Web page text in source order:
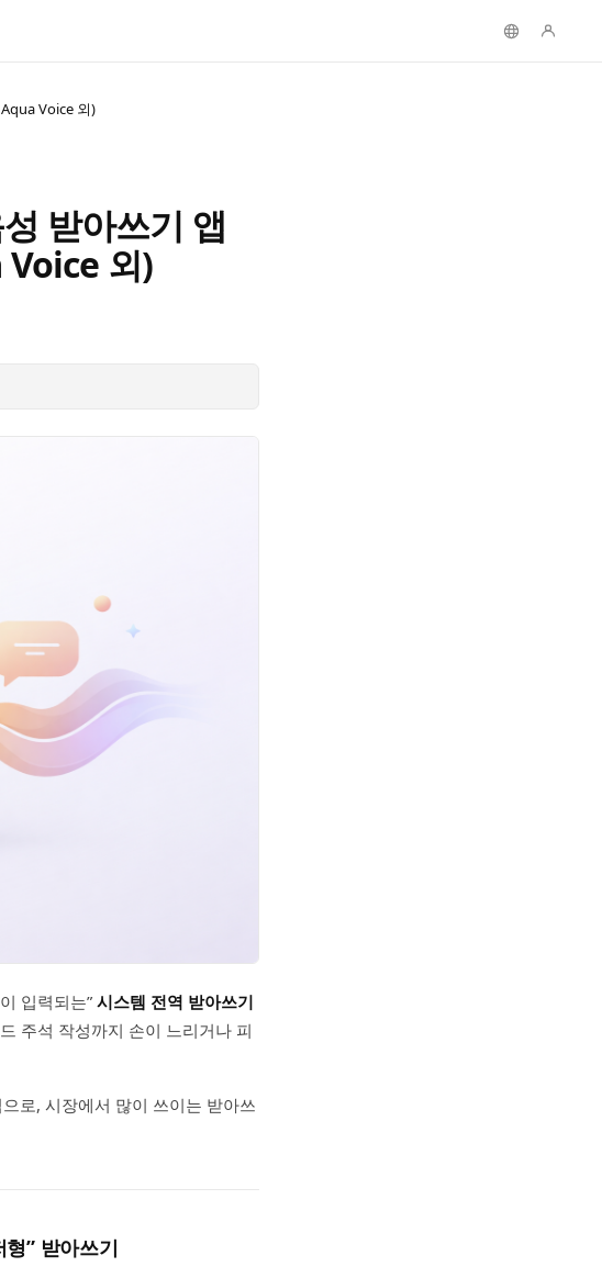
Voice 외)
받아쓰기 앱
외)
입력되는” 시스템 전역 받아쓰기
주석 작성까지 손이 느리거나 피
로, 시장에서 많이 쓰이는 받아쓰
” 받아쓰기